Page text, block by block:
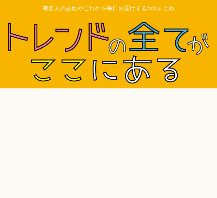
有名人のあれやこれやを毎日お届けする5chまとめ